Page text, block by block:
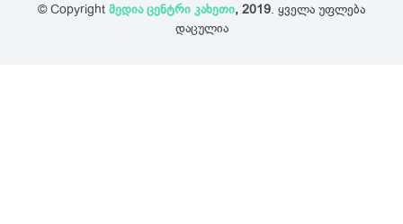
© Copyright მედია ცენტრი კახეთი, 2019. ყველა უფლება
დაცულია